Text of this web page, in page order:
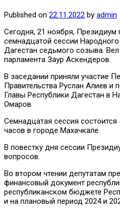
Published on 22.11.2022 by admin
Сегодня, 21 ноября,
семнадцатой сессии
Дагестан седьмого созыва.
парламента Заур Аскендеров.
В заседании приняли участие
Правительства Руслан Алиев и
Главы Республики Дагестан в
Омаров.
Семнадцатая сессия состоится
часов в городе Махачкале.
В повестку дня сессии
вопросов.
Во втором чтении депутатам
финансовый документ
республиканском бюджете
и на плановый период 2024 и